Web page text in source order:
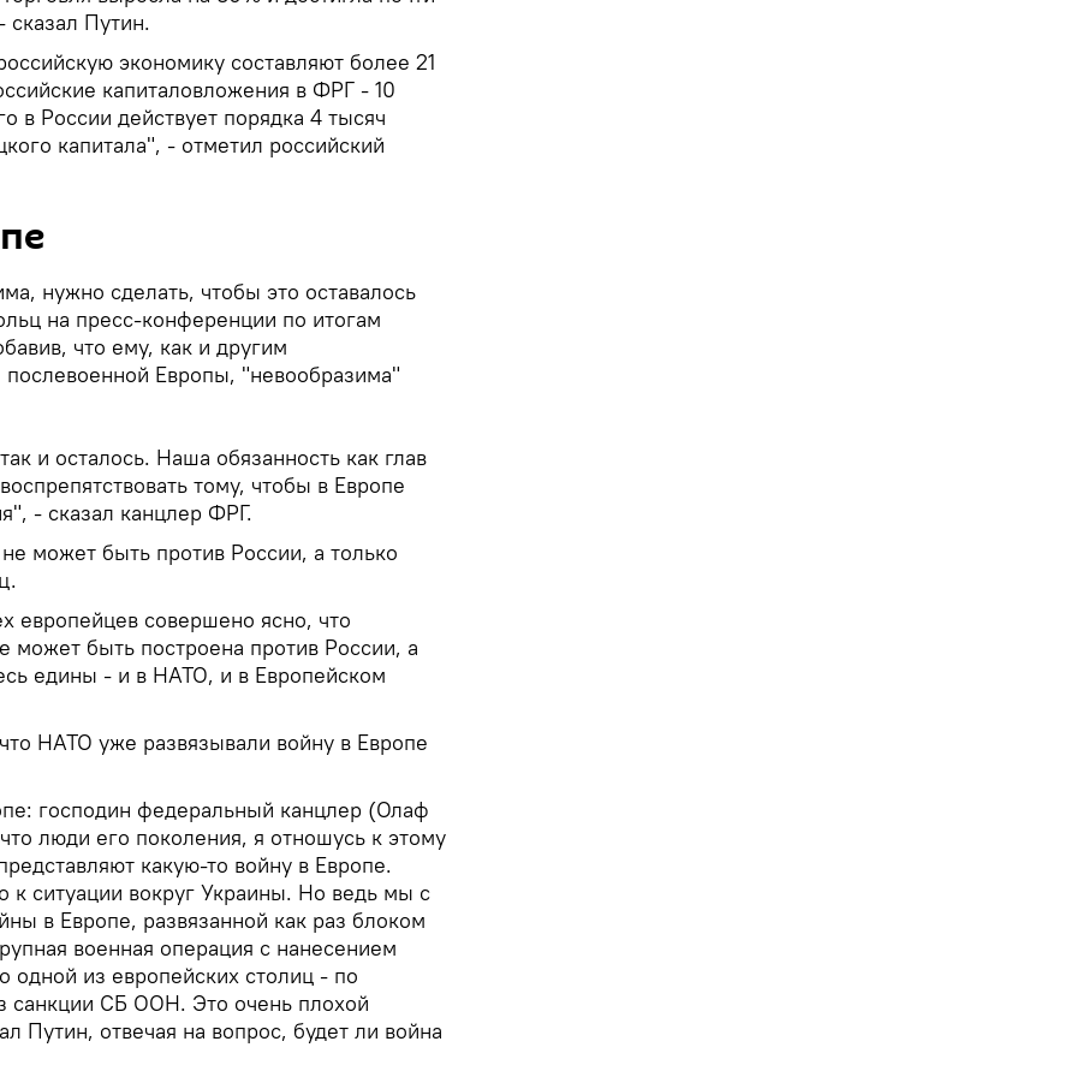
Путин.
экономику составляют более 21
капиталовложения в ФРГ - 10
в России действует порядка 4 тысяч
капитала", - отметил российский
нужно сделать, чтобы это оставалось
на пресс-конференции по итогам
что ему, как и другим
послевоенной Европы, "невообразима"
и осталось. Наша обязанность как глав
тому, чтобы в Европе
- сказал канцлер ФРГ.
может быть против России, а только
европейцев совершено ясно, что
может быть построена против России, а
едины - и в НАТО, и в Европейском
НАТО уже развязывали войну в Европе
господин федеральный канцлер (Олаф
люди его поколения, я отношусь к этому
какую-то войну в Европе.
к ситуации вокруг Украины. Но ведь мы с
в Европе, развязанной как раз блоком
военная операция с нанесением
одной из европейских столиц - по
санкции СБ ООН. Это очень плохой
Путин, отвечая на вопрос, будет ли война